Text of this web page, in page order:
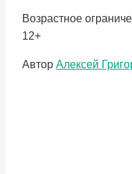
Возрастное
12+
Метки
Автор Алексей